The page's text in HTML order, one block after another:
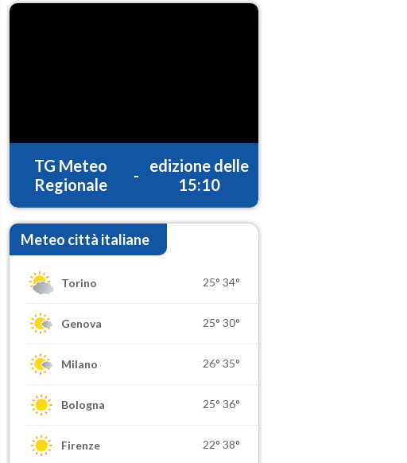
TG Meteo
Regionale
-
edizione delle
15:10
Meteo città italiane
Torino 25° 34°
Genova 25° 30°
Milano 26° 35°
Bologna 25° 36°
Firenze 22° 38°